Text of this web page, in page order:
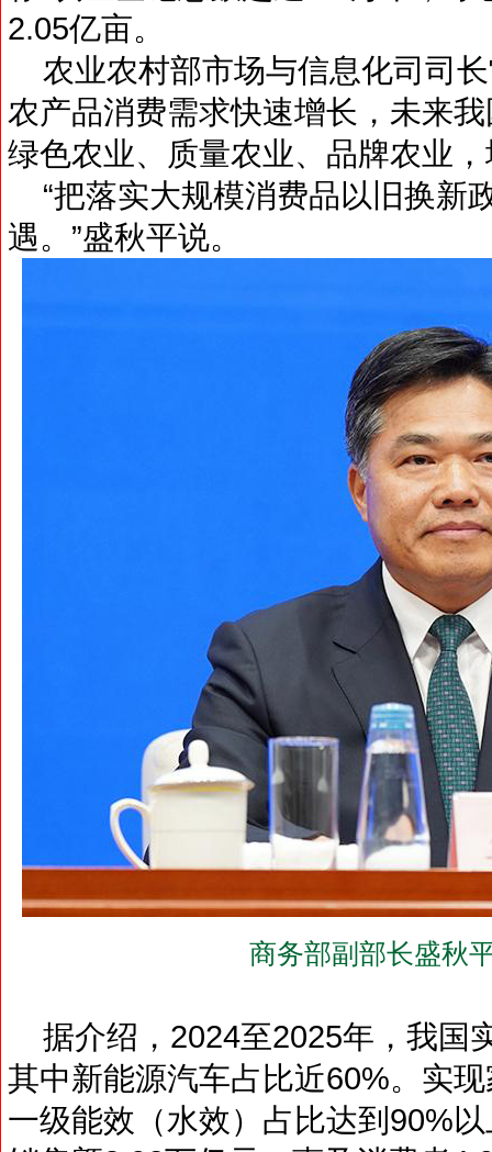
2.05亿亩。
农业农村部市场与信息化司司
农产品消费需求快速增长，未来
绿色农业、质量农业、品牌农业
“把落实大规模消费品以旧换新
遇。”盛秋平说。
商务部副部长盛秋
据介绍，2024至2025年，我国
其中新能源汽车占比近60%。实
一级能效（水效）占比达到90%